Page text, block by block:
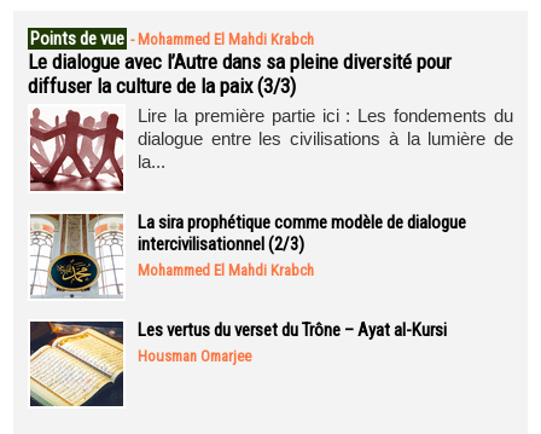
Points de vue - Mohammed El Mahdi Krabch
Le dialogue avec l’Autre dans sa pleine diversité pour
diffuser la culture de la paix (3/3)
Lire la première partie ici : Les fondements du
dialogue entre les civilisations à la lumière de
la...
La sira prophétique comme modèle de dialogue
intercivilisationnel (2/3)
Mohammed El Mahdi Krabch
Les vertus du verset du Trône – Ayat al-Kursi
Housman Omarjee